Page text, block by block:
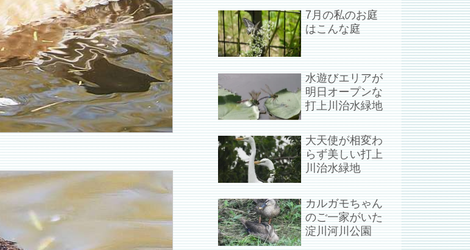
7月の私のお庭
はこんな庭
水遊びエリアが
明日オープンな
打上川治水緑地
大天使が相変わ
らず美しい打上
川治水緑地
カルガモちゃん
のご一家がいた
淀川河川公園